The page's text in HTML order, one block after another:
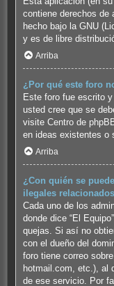
contiene derechos de
hecho bajo la GNU
y es de libre
Arriba
¿Por qué este foro
Este foro fue escrito
usted cree que se
visite Centro de
en ideas existentes o
Arriba
¿Con quién se
ilegales
Cada uno de los
donde dice “El
quejas. Si así no
con el dueño del
foro tiene correo
hotmail.com, etc.), al
de ese servicio. Por